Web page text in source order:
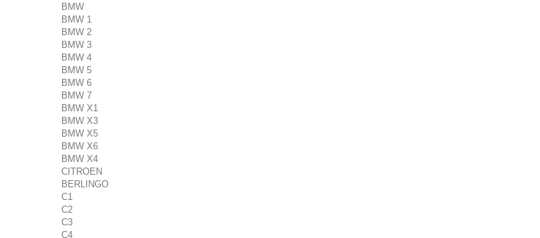
BMW
BMW 1
BMW 2
BMW 3
BMW 4
BMW 5
BMW 6
BMW 7
BMW X1
BMW X3
BMW X5
BMW X6
BMW X4
CITROEN
BERLINGO
C1
C2
C3
C4